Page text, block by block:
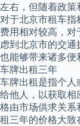
左右，但随着政策
对于北京市租车
费用相对较高，
虑到北京市的交
也能够带来诸多便
车牌出租三年
车牌出租是指个人
给他人，以获取相
格由市场供求关系
租三年的价格大致